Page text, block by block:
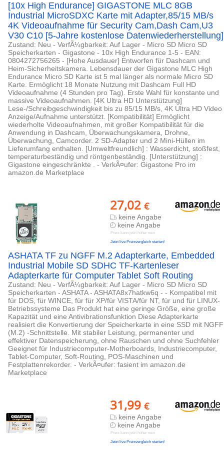
[10x High Endurance] GIGASTONE MLC 8GB
Industrial MicroSDXC Karte mit Adapter,85/15 MB/s
4K Videoaufnahme für Security Cam,Dash Cam,U3
V30 C10 [5-Jahre kostenlose Datenwiederherstellung]
Zustand: Neu - VerfÃ¼gbarkeit: Auf Lager - Micro SD Micro SD
Speicherkarten - Gigastone - 10x High Endurance 1-5 - EAN:
0804272756265 - [Hohe Ausdauer] Entworfen für Dashcam und
Heim-Sicherheitskamera. Lebensdauer der Gigastone MLC High
Endurance Micro SD Karte ist 5 mal länger als normale Micro SD
Karte. Ermöglicht 18 Monate Nutzung mit Dashcam Full HD
Videoaufnahme (4 Stunden pro Tag). Erste Wahl für konstante und
massive Videoaufnahmen. [4K Ultra HD Unterstützung]
Lese-/Schreibgeschwindigkeit bis zu 85/15 MB/s, 4K Ultra HD Video
Anzeige/Aufnahme unterstützt. [Kompatibilität] Ermöglicht
wiederholte Videoaufnahmen, mit großer Kompatibilität für die
Anwendung in Dashcam, Überwachungskamera, Drohne,
Überwachung, Camcorder. 2 SD-Adapter und 2 Mini-Hüllen im
Lieferumfang enthalten. [Umweltfreundlich] : Wasserdicht, stoßfest,
temperaturbeständig und röntgenbeständig. [Unterstützung] :
Gigastone eingeschränkte . - VerkÃ¤ufer: Gigastone Pro im
amazon.de Marketplace
27,02 €
keine Angabe
keine Angabe
Preis kann jetzt höher sein
Jetzt live Preisvergleich starten!
ASHATA TF zu NGFF M.2 Adapterkarte, Embedded
Industrial Mobile SD SDHC TF-Kartenleser
Adapterkarte für Computer Tablet Soft Routing
Zustand: Neu - VerfÃ¼gbarkeit: Auf Lager - Micro SD Micro SD
Speicherkarten - ASHATA - ASHATA8x7hatkw6q - - Kompatibel mit
für DOS, für WINCE, für für XP/für VISTA/für NT, für und für LINUX-
Betriebssysteme Das Produkt hat eine geringe Größe, eine große
Kapazität und eine Antivibrationsfunktion Diese Adapterkarte
realisiert die Konvertierung der Speicherkarte in eine SSD mit NGFF
(M.2) -Schnittstelle. Mit stabiler Leistung, permanenter und
effektiver Datenspeicherung, ohne Rauschen und ohne Suchfehler
Geeignet für Industriecomputer-Motherboards, Industriecomputer,
Tablet-Computer, Soft-Routing, POS-Maschinen und
Festplattenrekorder. - VerkÃ¤ufer: fasient im amazon.de
Marketplace
31,99 €
keine Angabe
keine Angabe
Preis kann jetzt höher sein
Jetzt live Preisvergleich starten!